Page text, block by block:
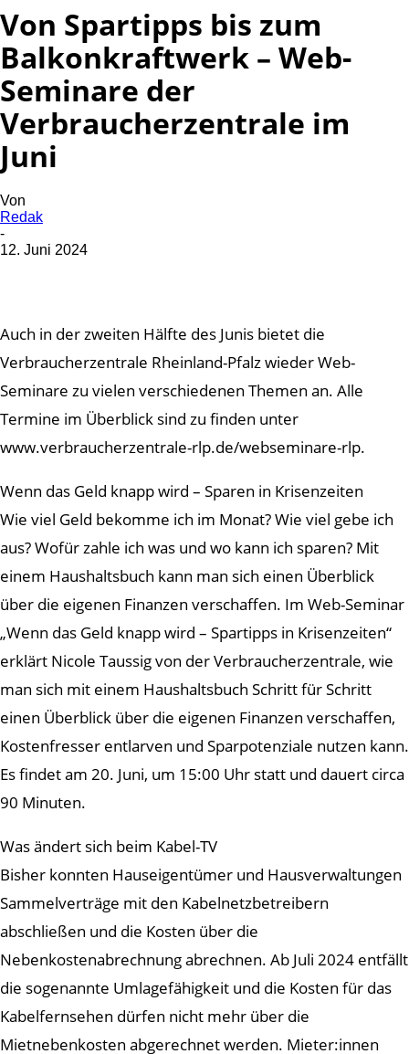
Von Spartipps bis zum
Balkonkraftwerk – Web-
Seminare der
Verbraucherzentrale im
Juni
Von
Redak
-
12. Juni 2024
Auch in der zweiten Hälfte des Junis bietet die
Verbraucherzentrale Rheinland-Pfalz wieder Web-
Seminare zu vielen verschiedenen Themen an. Alle
Termine im Überblick sind zu finden unter
www.verbraucherzentrale-rlp.de/webseminare-rlp.
Wenn das Geld knapp wird – Sparen in Krisenzeiten
Wie viel Geld bekomme ich im Monat? Wie viel gebe ich
aus? Wofür zahle ich was und wo kann ich sparen? Mit
einem Haushaltsbuch kann man sich einen Überblick
über die eigenen Finanzen verschaffen. Im Web-Seminar
„Wenn das Geld knapp wird – Spartipps in Krisenzeiten“
erklärt Nicole Taussig von der Verbraucherzentrale, wie
man sich mit einem Haushaltsbuch Schritt für Schritt
einen Überblick über die eigenen Finanzen verschaffen,
Kostenfresser entlarven und Sparpotenziale nutzen kann.
Es findet am 20. Juni, um 15:00 Uhr statt und dauert circa
90 Minuten.
Was ändert sich beim Kabel-TV
Bisher konnten Hauseigentümer und Hausverwaltungen
Sammelverträge mit den Kabelnetzbetreibern
abschließen und die Kosten über die
Nebenkostenabrechnung abrechnen. Ab Juli 2024 entfällt
die sogenannte Umlagefähigkeit und die Kosten für das
Kabelfernsehen dürfen nicht mehr über die
Mietnebenkosten abgerechnet werden. Mieter:innen